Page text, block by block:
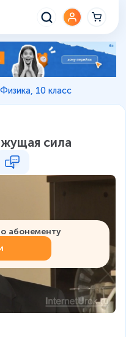
Физика, 10 класс
сила
абонементу